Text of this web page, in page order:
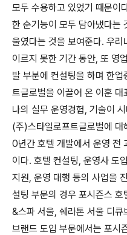
모두 수용하고 있었기 때문이
한 순기능이 모두 담아냈다는
울였다는 것을 보여준다. 우리
이르지 못한 기간 동안, 또 영
발 부분에 컨설팅을 하며 한업
트글로벌을 이끌어 온 이훈 대
나의 실무 운영경험, 기술이 시
(주)스타일로프트글로벌에
0년간 호텔 개발에서 운영 전
이다. 호텔 컨설팅, 운영사 도
지원, 운영 대행 등의 사업을
설팅 부문의 경우 포시즌스 호
&스파 서울, 쉐라톤 서울 디큐
브랜드 도입 부문에서는 포시